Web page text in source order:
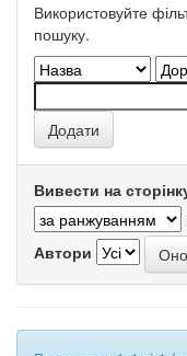
Використовуйте
пошуку.
Вивести на
Автори